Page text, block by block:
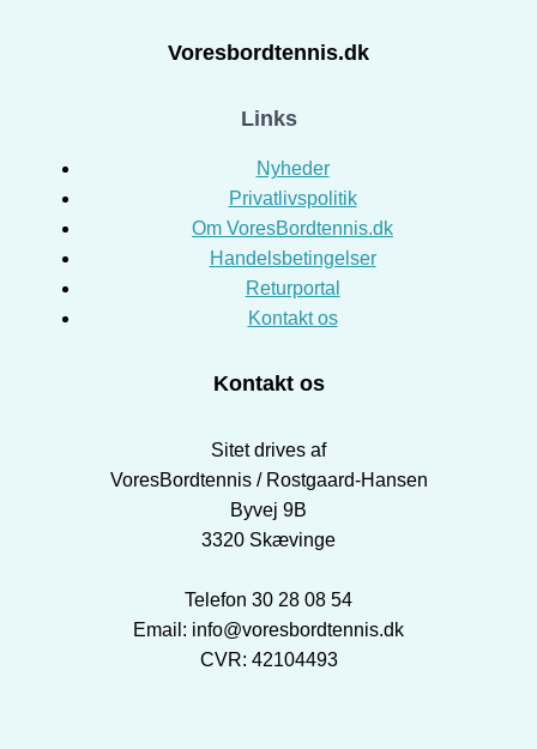
Voresbordtennis.dk
Links
Nyheder
Privatlivspolitik
Om VoresBordtennis.dk
Handelsbetingelser
Returportal
Kontakt os
Kontakt os
Sitet drives af
VoresBordtennis / Rostgaard-Hansen
Byvej 9B
3320 Skævinge
Telefon 30 28 08 54
Email: info@voresbordtennis.dk
CVR: 42104493